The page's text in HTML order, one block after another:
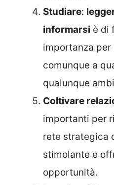
Studiare:
informarsi è di
importanza per
comunque a
qualunque
Coltivare
importanti per
rete strategica
stimolante e
opportunità.